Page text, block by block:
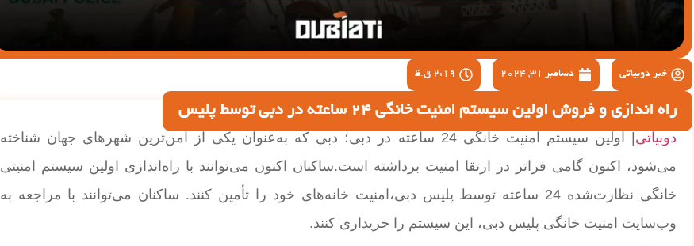
خبر دوبیاتی دسامبر 31, 2024 2:19 ق.ظ
راه اندازی و فروش اولین سیستم امنیت خانگی 24 ساعته در دبی توسط پلیس
دوبیاتی
| اولین سیستم امنیت خانگی 24 ساعته در دبی؛ دبی که به‌عنوان یکی از امن‌ترین شهرهای جهان شناخته
می‌شود، اکنون گامی فراتر در ارتقا امنیت برداشته است.ساکنان اکنون می‌توانند با راه‌اندازی اولین سیستم امنیتی
خانگی نظارت‌شده 24 ساعته توسط پلیس دبی،امنیت خانه‌های خود را تأمین کنند. ساکنان می‌توانند با مراجعه به
وب‌سایت امنیت خانگی پلیس دبی، این سیستم را خریداری کنند.